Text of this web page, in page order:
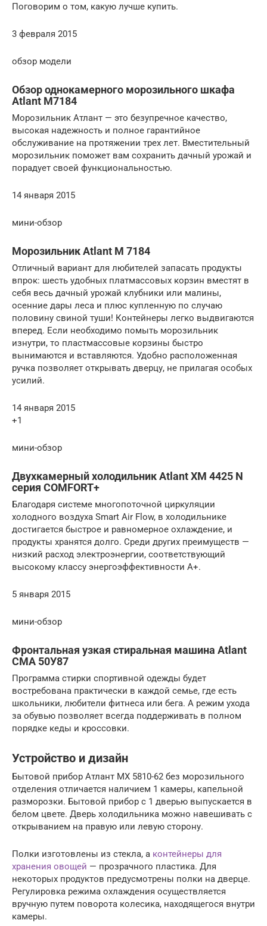
Поговорим о том, какую лучше купить.
3 февраля 2015
обзор модели
Обзор однокамерного морозильного шкафа
Atlant M7184
Морозильник Атлант — это безупречное качество,
высокая надежность и полное гарантийное
обслуживание на протяжении трех лет. Вместительный
морозильник поможет вам сохранить дачный урожай и
порадует своей функциональностью.
14 января 2015
мини-обзор
Морозильник Atlant M 7184
Отличный вариант для любителей запасать продукты
впрок: шесть удобных платмассовых корзин вместят в
себя весь дачный урожай клубники или малины,
осенние дары леса и плюс купленную по случаю
половину свиной туши! Контейнеры легко выдвигаются
вперед. Если необходимо помыть морозильник
изнутри, то пластмассовые корзины быстро
вынимаются и вставляются. Удобно расположенная
ручка позволяет открывать дверцу, не прилагая особых
усилий.
14 января 2015
+1
мини-обзор
Двухкамерный холодильник Atlant XM 4425 N
серия COMFORT+
Благодаря системе многопоточной циркуляции
холодного воздуха Smart Air Flow, в холодильнике
достигается быстрое и равномерное охлаждение, и
продукты хранятся долго. Среди других преимуществ —
низкий расход электроэнергии, соответствующий
высокому классу энергоэффективности А+.
5 января 2015
мини-обзор
Фронтальная узкая стиральная машина Atlant
СМА 50У87
Программа стирки спортивной одежды будет
востребована практически в каждой семье, где есть
школьники, любители фитнеса или бега. А режим ухода
за обувью позволяет всегда поддерживать в полном
порядке кеды и кроссовки.
Устройство и дизайн
Бытовой прибор Атлант МХ 5810-62 без морозильного
отделения отличается наличием 1 камеры, капельной
разморозки. Бытовой прибор с 1 дверью выпускается в
белом цвете. Дверь холодильника можно навешивать с
открыванием на правую или левую сторону.
Полки изготовлены из стекла, а контейнеры для
хранения овощей — прозрачного пластика. Для
некоторых продуктов предусмотрены полки на дверце.
Регулировка режима охлаждения осуществляется
вручную путем поворота колесика, находящегося внутри
камеры.